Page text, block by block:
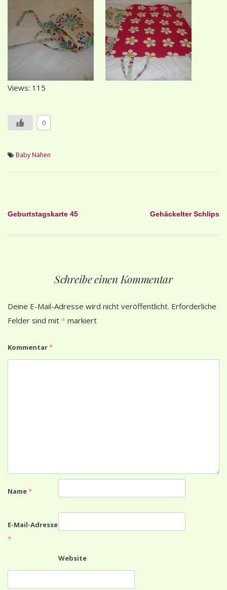
Views: 115
0
BabyNähen
Beitragsnavigation
Geburtstagskarte 45 Gehäckelter Schlips
Schreibe einen Kommentar
Deine E-Mail-Adresse wird nicht veröffentlicht. Erforderliche
Felder sind mit * markiert
Kommentar*
Name*
E-Mail-Adresse
*
Website